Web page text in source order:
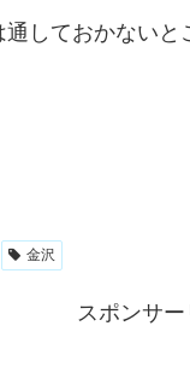
しておかない
金沢
スポンサー